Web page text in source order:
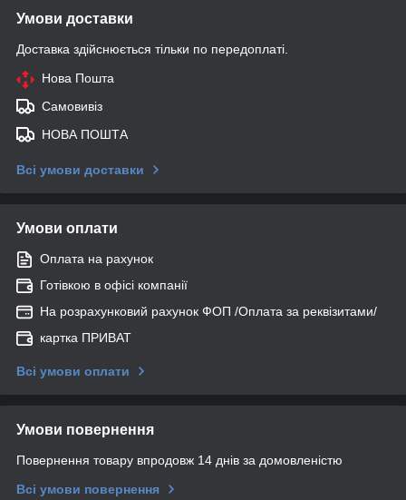
Умови доставки
Доставка здійснюється тільки по передоплаті.
Нова Пошта
Самовивіз
НОВА ПОШТА
Всі умови доставки
Умови оплати
Оплата на рахунок
Готівкою в офісі компанії
На розрахунковий рахунок ФОП /Оплата за реквізитами/
картка ПРИВАТ
Всі умови оплати
Умови повернення
Повернення товару впродовж 14 днів за домовленістю
Всі умови повернення